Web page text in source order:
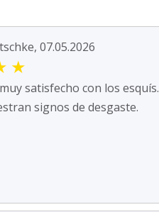
07.05.2026
★
satisfecho con los esquís.
signos de desgaste.